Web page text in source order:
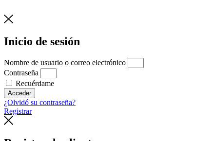
Inicio de sesión
Nombre de usuario o correo electrónico
Contraseña
Recuérdame
Acceder
¿Olvidó su contraseña?
Registrar